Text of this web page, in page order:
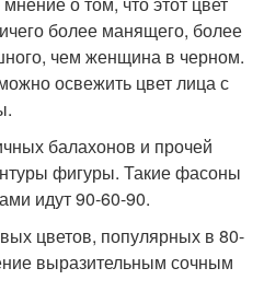
более манящего, более
чем женщина в черном.
освежить цвет лица с
балахонов и прочей
фигуры. Такие фасоны
идут 90-60-90.
цветов, популярных в 80-
выразительным сочным